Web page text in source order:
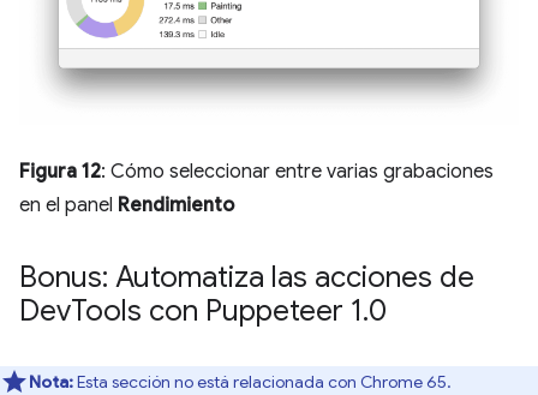
Figura 12: Cómo seleccionar entre varias grabaciones
en el panel Rendimiento
Bonus: Automatiza las acciones de
DevTools con Puppeteer 1.0
Nota:Esta sección no está relacionada con Chrome 65.